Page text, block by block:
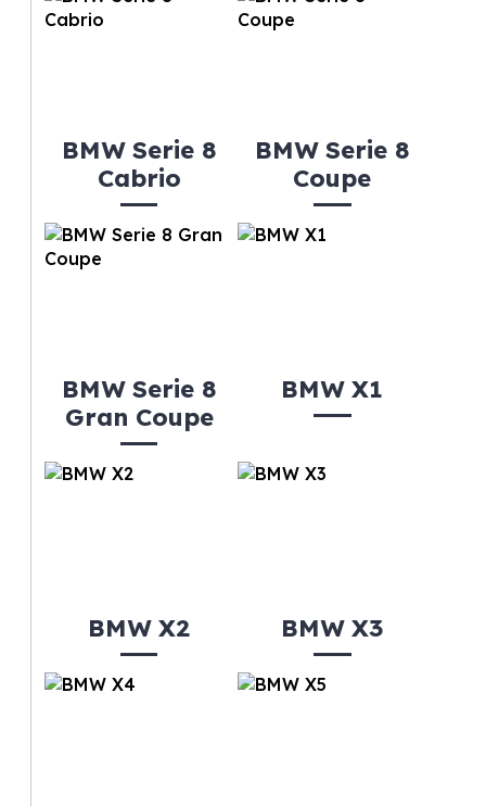
BMW Serie 8
Cabrio
BMW Serie 8
Coupe
BMW Serie 8
Gran Coupe
BMW X1
BMW X2 BMW X3